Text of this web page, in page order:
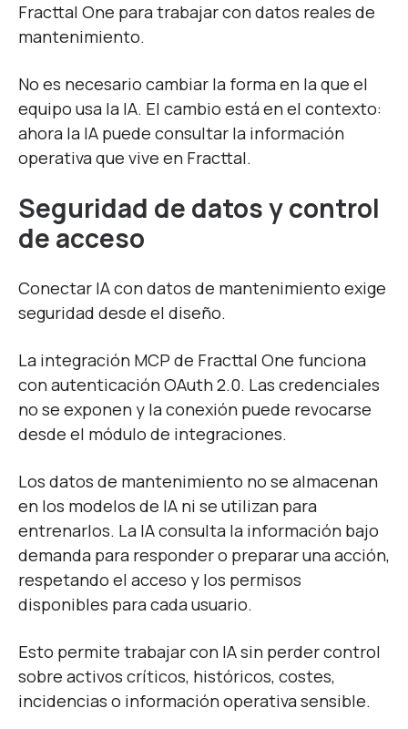
Fracttal One para trabajar con datos reales de
mantenimiento.
No es necesario cambiar la forma en la que el
equipo usa la IA. El cambio está en el contexto:
ahora la IA puede consultar la información
operativa que vive en Fracttal.
Seguridad de datos y control
de acceso
Conectar IA con datos de mantenimiento exige
seguridad desde el diseño.
La integración MCP de Fracttal One funciona
con autenticación OAuth 2.0. Las credenciales
no se exponen y la conexión puede revocarse
desde el módulo de integraciones.
Los datos de mantenimiento no se almacenan
en los modelos de IA ni se utilizan para
entrenarlos. La IA consulta la información bajo
demanda para responder o preparar una acción,
respetando el acceso y los permisos
disponibles para cada usuario.
Esto permite trabajar con IA sin perder control
sobre activos críticos, históricos, costes,
incidencias o información operativa sensible.